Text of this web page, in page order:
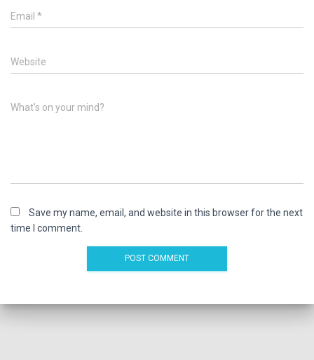
Email *
Website
What's on your mind?
Save my name, email, and website in this browser for the next
time I comment.